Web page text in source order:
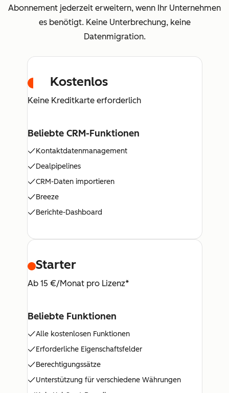
Abonnement jederzeit erweitern, wenn Ihr Unternehmen
es benötigt. Keine Unterbrechung, keine
Datenmigration.
Kostenlos
Keine Kreditkarte erforderlich
Beliebte CRM-Funktionen
Kontaktdatenmanagement
Dealpipelines
CRM-Daten importieren
Breeze
Berichte-Dashboard
Starter
Ab 15 €/Monat pro Lizenz*
Beliebte Funktionen
Alle kostenlosen Funktionen
Erforderliche Eigenschaftsfelder
Berechtigungssätze
Unterstützung für verschiedene Währungen